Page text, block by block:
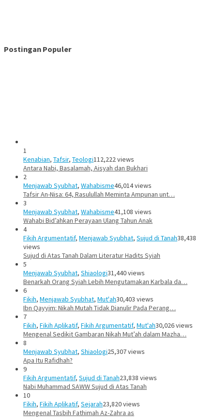
Postingan Populer
1
Kenabian, Tafsir, Teologi112,222 views
Antara Nabi, Basalamah, Aisyah dan Bukhari
2
Menjawab Syubhat, Wahabisme46,014 views
Tafsir An-Nisa: 64, Rasulullah Meminta Ampunan unt…
3
Menjawab Syubhat, Wahabisme41,108 views
Wahabi Bid’ahkan Perayaan Ulang Tahun Anak
4
Fikih Argumentatif, Menjawab Syubhat, Sujud di Tanah38,438
views
Sujud di Atas Tanah Dalam Literatur Hadits Syiah
5
Menjawab Syubhat, Shiaologi31,440 views
Benarkah Orang Syiah Lebih Mengutamakan Karbala da…
6
Fikih, Menjawab Syubhat, Mut'ah30,403 views
Ibn Qayyim: Nikah Mutah Tidak Dianulir Pada Perang…
7
Fikih, Fikih Aplikatif, Fikih Argumentatif, Mut'ah30,026 views
Mengenal Sedikit Gambaran Nikah Mut’ah dalam Mazha…
8
Menjawab Syubhat, Shiaologi25,307 views
Apa Itu Rafidhah?
9
Fikih Argumentatif, Sujud di Tanah23,838 views
Nabi Muhammad SAWW Sujud di Atas Tanah
10
Fikih, Fikih Aplikatif, Sejarah23,820 views
Mengenal Tasbih Fathimah Az-Zahra as